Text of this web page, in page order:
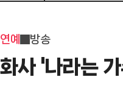
연예 방송
화사 '나라는